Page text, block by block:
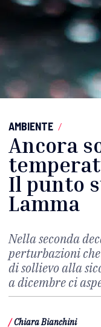
AMBIENTE /
Ancora
Il punto
Lamma
Nella seconda
perturbazioni
di sollievo alla
a dicembre ci
/ Chiara Bianchini